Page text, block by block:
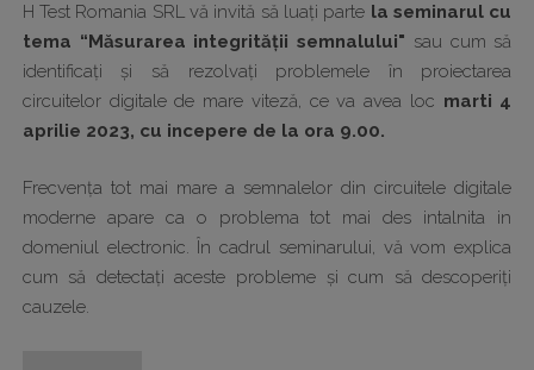
H Test Romania SRL vă invită să luați parte la seminarul cu
tema “Măsurarea integrității semnalului" sau cum să
identificați și să rezolvați problemele în proiectarea
circuitelor digitale de mare viteză, ce va avea loc marti 4
aprilie 2023, cu incepere de la ora 9.00.
Frecvența tot mai mare a semnalelor din circuitele digitale
moderne apare ca o problema tot mai des intalnita in
domeniul electronic. În cadrul seminarului, vă vom explica
cum să detectați aceste probleme și cum să descoperiți
cauzele.